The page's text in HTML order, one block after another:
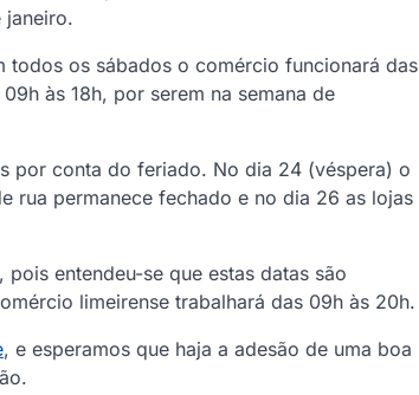
janeiro.
os sábados o comércio funcionará das
às 18h, por serem na semana de
por conta do feriado. No dia 24 (véspera) o
rua permanece fechado e no dia 26 as lojas
entendeu-se que estas datas são
limeirense trabalhará das 09h às 20h.
, e esperamos que haja a adesão de uma boa